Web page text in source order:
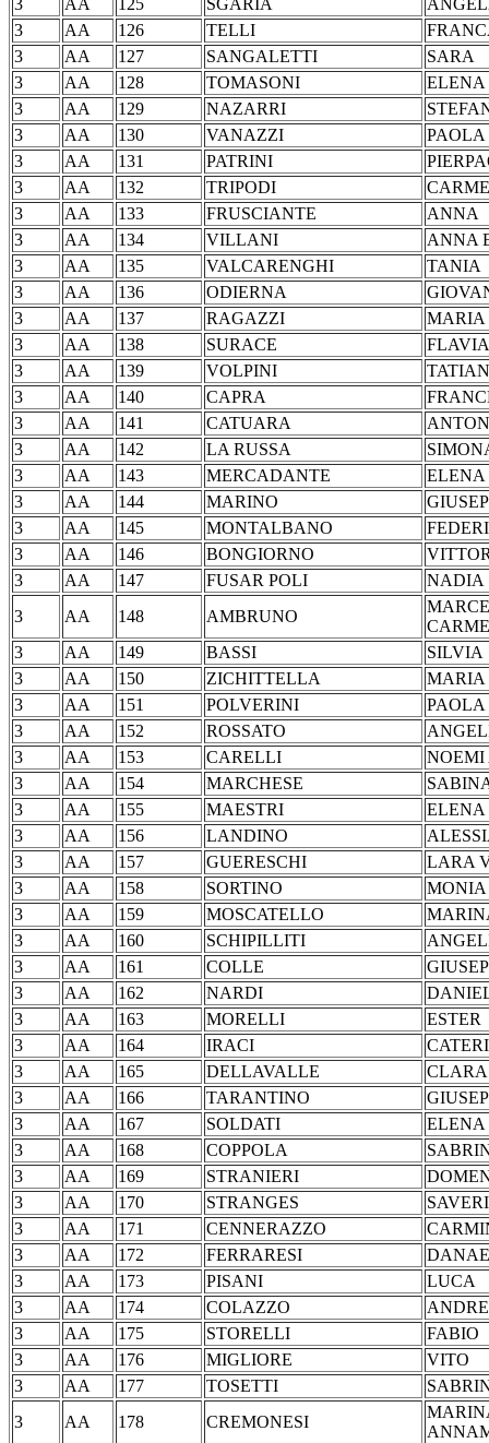
3 AA 125 SGARIA
3
AA 126 TELLI
3
AA 127 SANGALETTI
3
AA 128 TOMASONI
3
AA 129 NAZARRI
3
AA 130 VANAZZI
3
AA 131 PATRINI
3
AA 132 TRIPODI
3
AA 133 FRUSCIANTE
3
AA 134 VILLANI
3
AA 135 VALCARENGHI
3
AA 136 ODIERNA
3
AA 137 RAGAZZI
3
AA 138 SURACE
3
AA 139 VOLPINI
3
AA 140 CAPRA
3
AA 141 CATUARA
3
AA 142 LA RUSSA
3
AA 143 MERCADANTE
3
AA 144 MARINO
3
AA 145 MONTALBANO
3
AA 146 BONGIORNO
3
AA 147 FUSAR POLI
3
AA 148 AMBRUNO
3
AA 149 BASSI
3
AA 150 ZICHITTELLA
3
AA 151 POLVERINI
3
AA 152 ROSSATO
3
AA 153 CARELLI
3
AA 154 MARCHESE
3
AA 155 MAESTRI
3
AA 156 LANDINO
3
AA 157 GUERESCHI
LARA
3
AA 158 SORTINO
3
AA 159 MOSCATELLO
3
AA 160 SCHIPILLITI
3
AA 161 COLLE
3
AA 162 NARDI
3
AA 163 MORELLI
3
AA 164 IRACI
3
AA 165 DELLAVALLE
3
AA 166 TARANTINO
3
AA 167 SOLDATI
3
AA 168 COPPOLA
3
AA 169 STRANIERI
3
AA 170 STRANGES
3
AA 171 CENNERAZZO
3
AA 172 FERRARESI
3
AA 173 PISANI
3
AA 174 COLAZZO
3
AA 175 STORELLI
3
AA 176 MIGLIORE
3
AA 177 TOSETTI
3
AA 178 CREMONESI